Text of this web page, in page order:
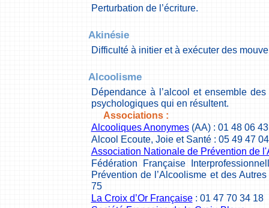
Perturbation de l’écriture.
Akinésie
Difficulté à initier et à exécuter des
Alcoolisme
Dépendance à l’alcool et ensemble
psychologiques qui en résultent.
Associations :
Alcooliques Anonymes(AA) : 01 48 06
Alcool Ecoute, Joie et Santé : 05 49 47
Association Nationale de Prévention de
Fédération Française
Prévention de l’Alcoolisme et des
75
La Croix d’Or Française: 01 47 70 34 18